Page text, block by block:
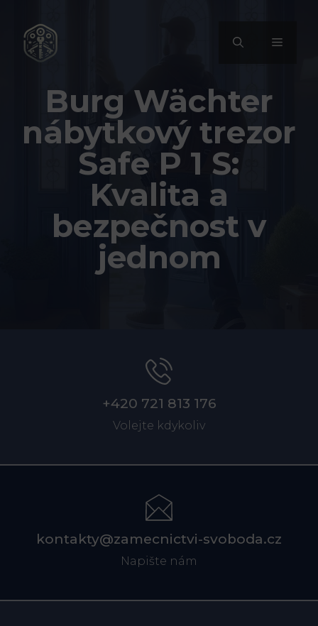
obsah
MENU
Burg Wächter
nábytkový trezor
Safe P 1 S:
Kvalita a
bezpečnost v
jednom
+420 721 813 176
Volejte kdykoliv
kontakty@zamecnictvi-svoboda.cz
Napište nám